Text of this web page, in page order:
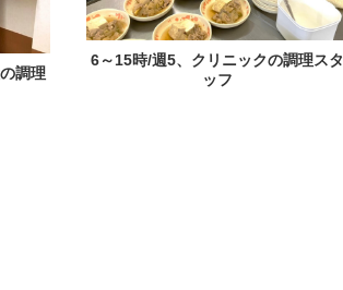
調理
6～15時/週5、クリニックの調理スタ
ッフ